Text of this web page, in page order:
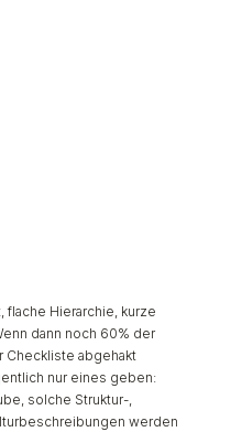
flache Hierarchie, kurze
dann noch 60% der
Checkliste abgehakt
nur eines geben:
solche Struktur-,
werden